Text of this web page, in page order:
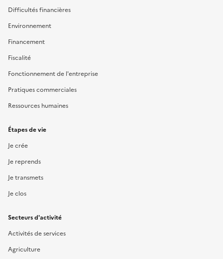
Difficultés financières
Environnement
Financement
Fiscalité
Fonctionnement de l'entreprise
Pratiques commerciales
Ressources humaines
Étapes de vie
Je crée
Je reprends
Je transmets
Je clos
Secteurs d'activité
Activités de services
Agriculture